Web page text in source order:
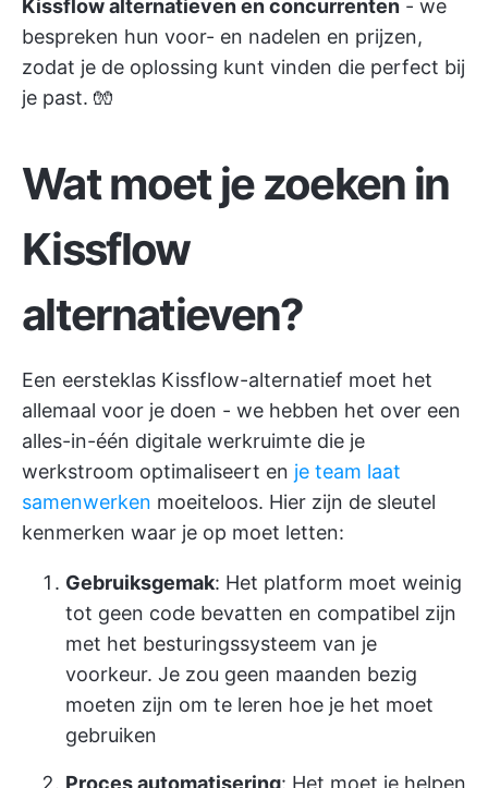
Kissflow alternatieven en concurrenten - we
bespreken hun voor- en nadelen en prijzen,
zodat je de oplossing kunt vinden die perfect bij
je past. 🧤
Wat moet je zoeken in
Kissflow
alternatieven?
Een eersteklas Kissflow-alternatief moet het
allemaal voor je doen - we hebben het over een
alles-in-één digitale werkruimte die je
werkstroom optimaliseert en je team laat
samenwerken moeiteloos. Hier zijn de sleutel
kenmerken waar je op moet letten:
Gebruiksgemak: Het platform moet weinig
tot geen code bevatten en compatibel zijn
met het besturingssysteem van je
voorkeur. Je zou geen maanden bezig
moeten zijn om te leren hoe je het moet
gebruiken
Proces automatisering: Het moet je helpen